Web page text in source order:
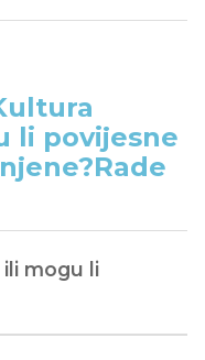
li povijesne
ili mogu li